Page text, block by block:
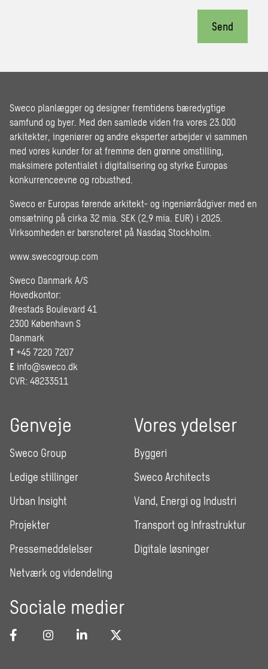
Send
Sweco planlægger og designer fremtidens bæredygtige
samfund og byer. Med den samlede viden fra vores 23.000
arkitekter, ingeniører og andre eksperter arbejder vi sammen
med vores kunder for at fremme den grønne omstilling,
maksimere potentialet i digitalisering og styrke Europas
konkurrenceevne og robusthed.
Sweco er Europas førende arkitekt- og ingeniørrådgiver med en
omsætning på cirka 32 mia. SEK (2,9 mia. EUR) i 2025.
Virksomheden er børsnoteret på Nasdaq Stockholm.
www.swecogroup.com
Sweco Danmark A/S
Hovedkontor:
Ørestads Boulevard 41
2300 København S
Danmark
T +45 7220 7207
E info@sweco.dk
CVR: 48233511
Genveje
Sweco Group
Ledige stillinger
Urban Insight
Projekter
Pressemeddelelser
Netværk og videndeling
Vores ydelser
Byggeri
Sweco Architects
Vand, Energi og Industri
Transport og Infrastruktur
Digitale løsninger
Sociale medier